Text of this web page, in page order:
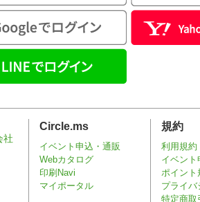
Circle.ms
イベント申込・通販
Webカタログ
印刷Navi
マイポータル
規約
利用規約
イベント
ポイント
プライバ
特定商取